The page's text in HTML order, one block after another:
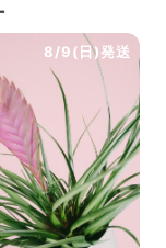
8/9(日)発送